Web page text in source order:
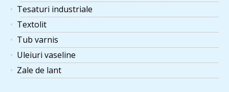
Tesaturi industriale
Textolit
Tub varnis
Uleiuri vaseline
Zale de lant